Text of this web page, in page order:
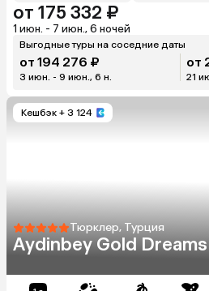
от 175 332 ₽
1 июн. - 7 июн., 6 ночей
Выгодные туры на соседние даты
от 194 276 ₽
3 июн. - 9 июн., 6 н.
от
21
Кешбэк + 3 124
Тюрклер, Турция
Aydinbey Gold Dreams